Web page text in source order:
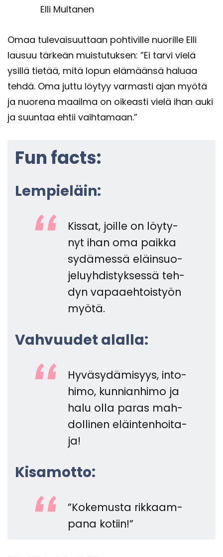
Elli Multanen
Omaa tu­le­vai­suut­taan poh­ti­vil­le nuo­ril­le Elli
lausuu tär­keän muis­tu­tuk­sen: ”Ei tarvi vielä
ysil­lä tie­tää, mitä lopun elä­mään­sä ha­lu­aa
tehdä. Oma juttu löy­tyy var­mas­ti ajan myötä
ja nuo­re­na maa­il­ma on oi­keas­ti vielä ihan auki
ja suun­taa ehtii vaih­ta­maan.”
Fun facts:
Lem­pie­läin:
Kis­sat, joil­le on löy­ty­
nyt ihan oma paik­ka
sy­dä­mes­sä eläin­suo­
je­lu­yh­dis­tyk­ses­sä teh­
dyn va­paa­eh­tois­työn
myötä.
Vah­vuu­det alal­la:
Hy­vä­sy­dä­mi­syys, in­to­
hi­mo, kun­nian­hi­mo ja
halu olla paras mah­
dol­li­nen eläin­ten­hoi­ta­
ja!
Ki­sa­mot­to:
”Ko­ke­mus­ta rik­kaam­
pa­na ko­tiin!”